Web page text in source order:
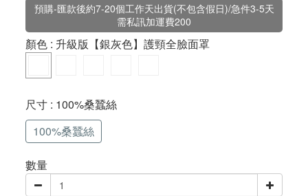
預購-匯款後約7-20個工作天出貨(不包含假日)/急件3-5天
需私訊加運費200
顏色 : 升級版【銀灰色】護頸全臉面罩
尺寸 : 100%桑蠶絲
100%桑蠶絲
數量